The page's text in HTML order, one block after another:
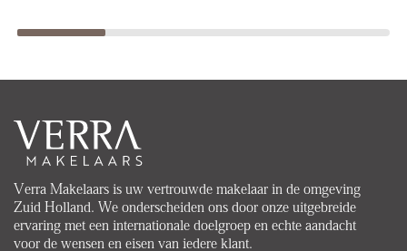
Verra Makelaars is uw vertrouwde makelaar in de omgeving
Zuid Holland. We onderscheiden ons door onze uitgebreide
ervaring met een internationale doelgroep en echte aandacht
voor de wensen en eisen van iedere klant.